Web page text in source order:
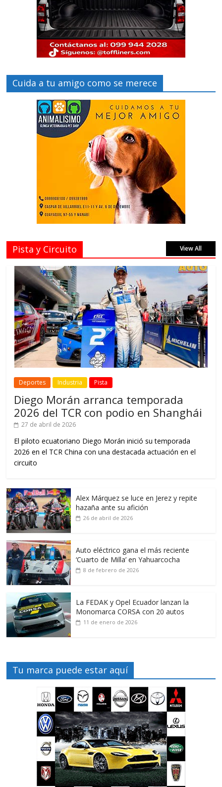
Cuida a tu amigo como se merece
Pista y Circuito View All
Deportes Industria Pista
Diego Morán arranca temporada
2026 del TCR con podio en Shanghái
27 de abril de 2026
El piloto ecuatoriano Diego Morán inició su temporada
2026 en el TCR China con una destacada actuación en el
circuito
Alex Márquez se luce en Jerez y repite
hazaña ante su afición
26 de abril de 2026
Auto eléctrico gana el más reciente
‘Cuarto de Milla’ en Yahuarcocha
8 de febrero de 2026
La FEDAK y Opel Ecuador lanzan la
Monomarca CORSA con 20 autos
11 de enero de 2026
Tu marca puede estar aquí